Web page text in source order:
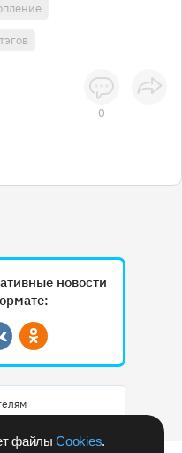
файлыCookies.
0
новости
Одноклассники